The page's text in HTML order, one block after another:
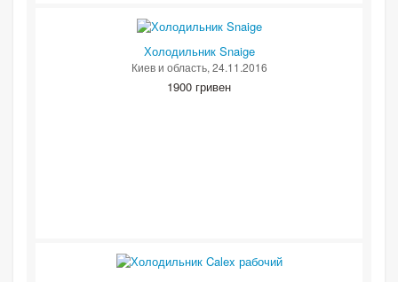
Холодильник Snaige
Киев и область, 24.11.2016
1900 гривен